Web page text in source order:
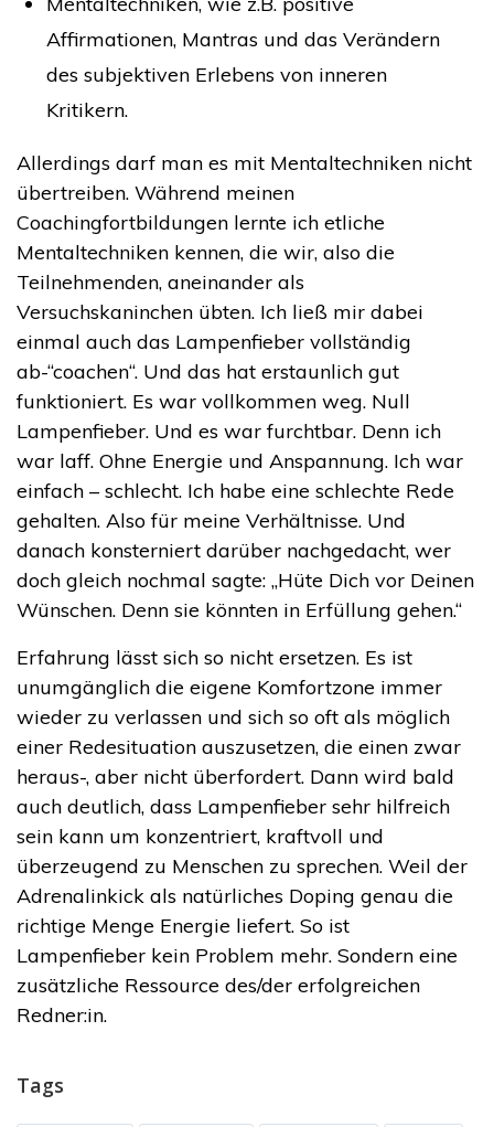
Affirmationen, Mantras und das Verändern
des subjektiven Erlebens von inneren
Kritikern.
Allerdings darf man es mit Mentaltechniken nicht
übertreiben. Während meinen
Coachingfortbildungen lernte ich etliche
Mentaltechniken kennen, die wir, also die
Teilnehmenden, aneinander als
Versuchskaninchen übten. Ich ließ mir dabei
einmal auch das Lampenfieber vollständig
ab-“coachen“. Und das hat erstaunlich gut
funktioniert. Es war vollkommen weg. Null
Lampenfieber. Und es war furchtbar. Denn ich
war laff. Ohne Energie und Anspannung. Ich war
einfach – schlecht. Ich habe eine schlechte Rede
gehalten. Also für meine Verhältnisse. Und
danach konsterniert darüber nachgedacht, wer
doch gleich nochmal sagte: „Hüte Dich vor Deinen
Wünschen. Denn sie könnten in Erfüllung gehen.“
Erfahrung lässt sich so nicht ersetzen. Es ist
unumgänglich die eigene Komfortzone immer
wieder zu verlassen und sich so oft als möglich
einer Redesituation auszusetzen, die einen zwar
heraus-, aber nicht überfordert. Dann wird bald
auch deutlich, dass Lampenfieber sehr hilfreich
sein kann um konzentriert, kraftvoll und
überzeugend zu Menschen zu sprechen. Weil der
Adrenalinkick als natürliches Doping genau die
richtige Menge Energie liefert. So ist
Lampenfieber kein Problem mehr. Sondern eine
zusätzliche Ressource des/der erfolgreichen
Redner:in.
Tags